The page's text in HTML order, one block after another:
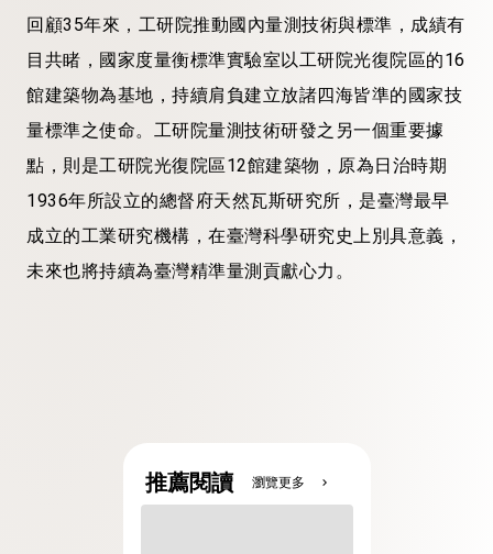
回顧35年來，工研院推動國內量測技術與標準，成績有
目共睹，國家度量衡標準實驗室以工研院光復院區的16
館建築物為基地，持續肩負建立放諸四海皆準的國家技
量標準之使命。工研院量測技術研發之另一個重要據
點，則是工研院光復院區12館建築物，原為日治時期
1936年所設立的總督府天然瓦斯研究所，是臺灣最早
成立的工業研究機構，在臺灣科學研究史上別具意義，
未來也將持續為臺灣精準量測貢獻心力。
推薦閱讀 瀏覽更多 chevron_right